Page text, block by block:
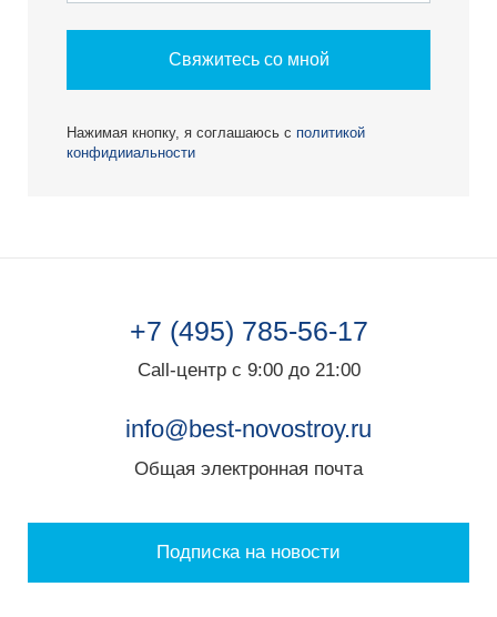
Свяжитесь со мной
Нажимая кнопку, я соглашаюсь с политикой
конфидииальности
+7 (495) 785-56-17
Call-центр с 9:00 до 21:00
info@best-novostroy.ru
Общая электронная почта
Подписка на новости